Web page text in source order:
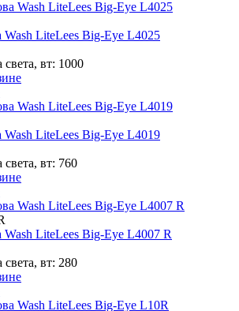
LiteLees Big-Eye L4025
вт: 1000
LiteLees Big-Eye L4019
вт: 760
LiteLees Big-Eye L4007 R
вт: 280